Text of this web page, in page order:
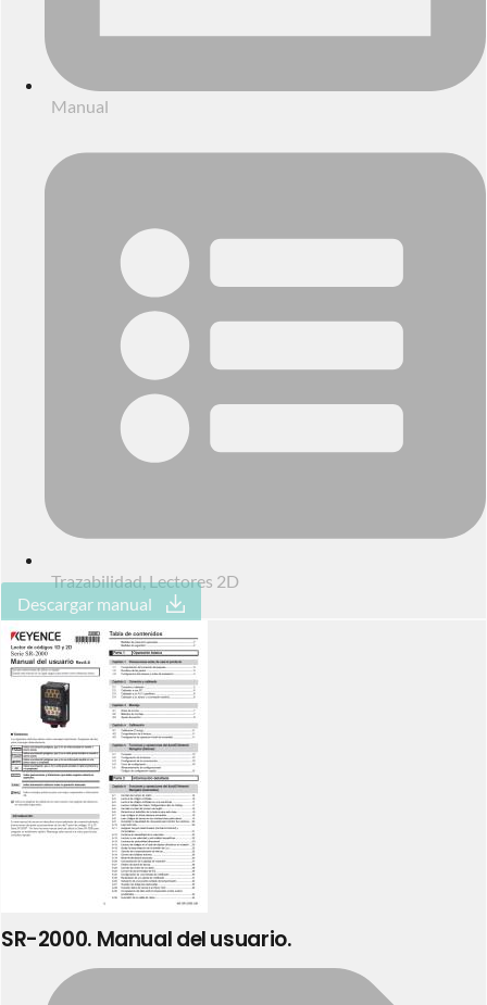
Manual
Trazabilidad,Lectores 2D
Descargar manual
SR-2000. Manual del usuario.